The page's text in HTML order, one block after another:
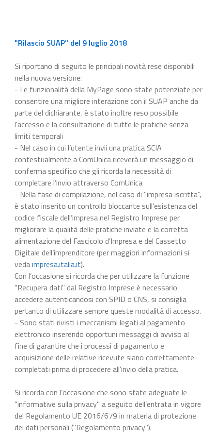
"Rilascio SUAP" del 9 luglio 2018
Si riportano di seguito le principali novità rese disponibili
nella nuova versione:
- Le funzionalità della MyPage sono state potenziate per
consentire una migliore interazione con il SUAP anche da
parte del dichiarante, è stato inoltre reso possibile
l'accesso e la consultazione di tutte le pratiche senza
limiti temporali
- Nel caso in cui l’utente invii una pratica SCIA
contestualmente a ComUnica riceverà un messaggio di
conferma specifico che gli ricorda la necessità di
completare l’invio attraverso ComUnica
- Nella fase di compilazione, nel caso di "impresa iscritta",
è stato inserito un controllo bloccante sull’esistenza del
codice fiscale dell’impresa nel Registro Imprese per
migliorare la qualità delle pratiche inviate e la corretta
alimentazione del Fascicolo d’Impresa e del Cassetto
Digitale dell’imprenditore (per maggiori informazioni si
vedaimpresa.italia.it).
Con l’occasione si ricorda che per utilizzare la funzione
"Recupera dati" dal Registro Imprese è necessario
accedere autenticandosi con SPID o CNS, si consiglia
pertanto di utilizzare sempre queste modalità di accesso.
- Sono stati rivisti i meccanismi legati al pagamento
elettronico inserendo opportuni messaggi di avviso al
fine di garantire che i processi di pagamento e
acquisizione delle relative ricevute siano correttamente
completati prima di procedere all’invio della pratica.
Si ricorda con l’occasione che sono state adeguate le
"informative sulla privacy" a seguito dell’entrata in vigore
del Regolamento UE 2016/679 in materia di protezione
dei dati personali ("Regolamento privacy").